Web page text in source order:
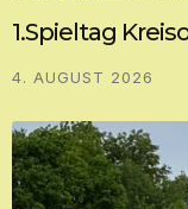
1.Spieltag
4. AUGUST 2026